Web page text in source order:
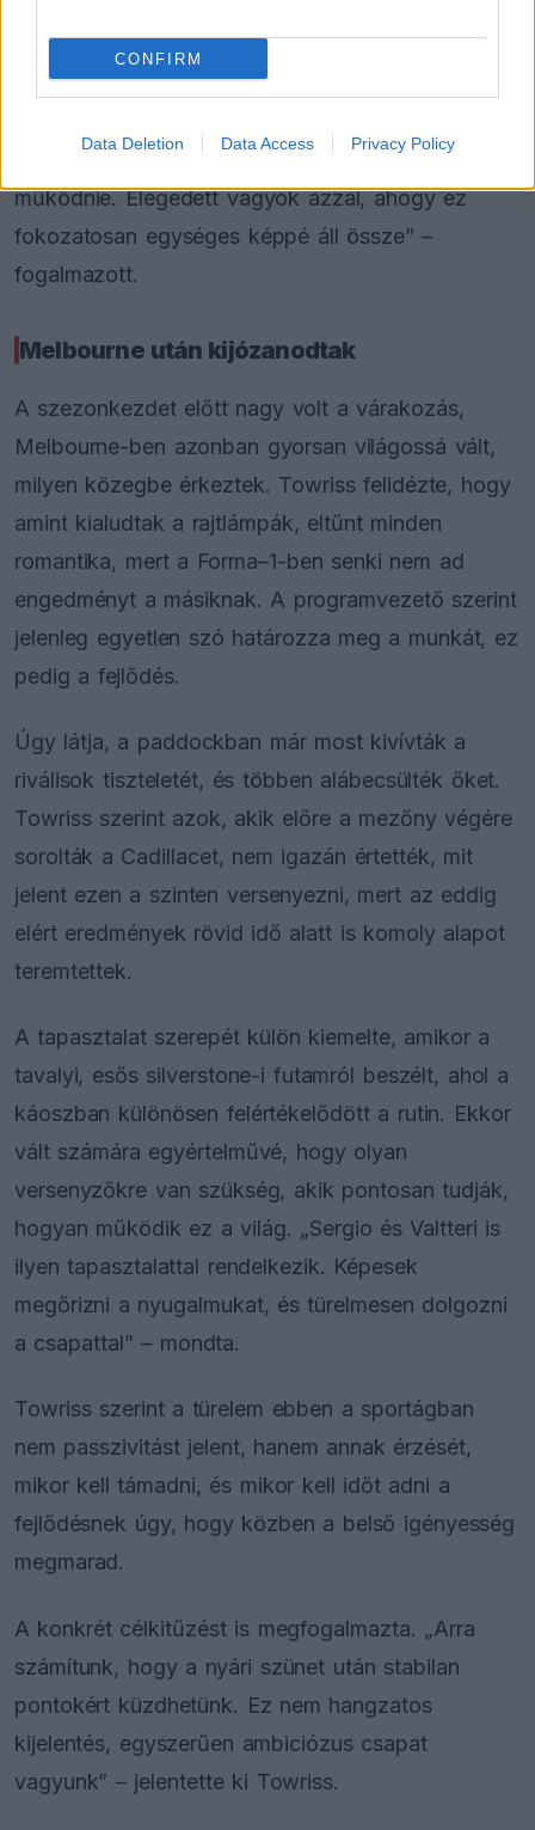
CONFIRM
Data Deletion Data Access Privacy Policy
kialakítani, megszervezni az autóalkatrészek és
felszerelések kontinensek közötti szállítását,
Rengeteg elemnek kell egyetlen mechanizmusként
működnie. Elégedett vagyok azzal, ahogy ez
fokozatosan egységes képpé áll össze” –
fogalmazott.
Melbourne után kijózanodtak
A szezonkezdet előtt nagy volt a várakozás,
Melbourne-ben azonban gyorsan világossá vált,
milyen közegbe érkeztek. Towriss felidézte, hogy
amint kialudtak a rajtlámpák, eltűnt minden
romantika, mert a Forma–1-ben senki nem ad
engedményt a másiknak. A programvezető szerint
jelenleg egyetlen szó határozza meg a munkát, ez
pedig a fejlődés.
Úgy látja, a paddockban már most kivívták a
riválisok tiszteletét, és többen alábecsülték őket.
Towriss szerint azok, akik előre a mezőny végére
sorolták a Cadillacet, nem igazán értették, mit
jelent ezen a szinten versenyezni, mert az eddig
elért eredmények rövid idő alatt is komoly alapot
teremtettek.
A tapasztalat szerepét külön kiemelte, amikor a
tavalyi, esős silverstone-i futamról beszélt, ahol a
káoszban különösen felértékelődött a rutin. Ekkor
vált számára egyértelművé, hogy olyan
versenyzőkre van szükség, akik pontosan tudják,
hogyan működik ez a világ. „Sergio és Valtteri is
ilyen tapasztalattal rendelkezik. Képesek
megőrizni a nyugalmukat, és türelmesen dolgozni
a csapattal” – mondta.
Towriss szerint a türelem ebben a sportágban
nem passzivitást jelent, hanem annak érzését,
mikor kell támadni, és mikor kell időt adni a
fejlődésnek úgy, hogy közben a belső igényesség
megmarad.
A konkrét célkitűzést is megfogalmazta. „Arra
számítunk, hogy a nyári szünet után stabilan
pontokért küzdhetünk. Ez nem hangzatos
kijelentés, egyszerűen ambiciózus csapat
vagyunk” – jelentette ki Towriss.